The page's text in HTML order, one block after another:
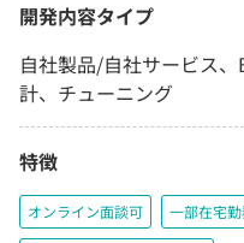
開発内容タイプ
自社製品/自社サービス
計、チューニング
特徴
オンライン面談可 一部在宅